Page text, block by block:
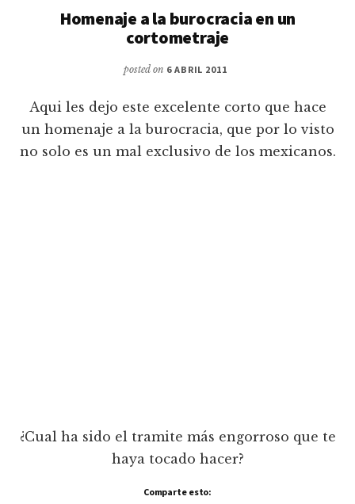
Homenaje a la burocracia en un
cortometraje
posted on 6 ABRIL 2011
Aqui les dejo este excelente corto que hace
un homenaje a la burocracia, que por lo visto
no solo es un mal exclusivo de los mexicanos.
¿Cual ha sido el tramite más engorroso que te
haya tocado hacer?
Comparte esto: